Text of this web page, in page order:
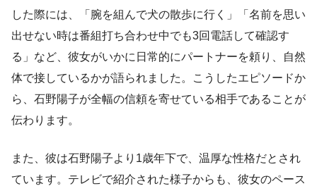
した際には、「腕を組んで犬の散歩に行く」「名前を思い
出せない時は番組打ち合わせ中でも3回電話して確認す
る」など、彼女がいかに日常的にパートナーを頼り、自然
体で接しているかが語られました。こうしたエピソードか
ら、石野陽子が全幅の信頼を寄せている相手であることが
伝わります。
また、彼は石野陽子より1歳年下で、温厚な性格だとされ
ています。テレビで紹介された様子からも、彼女のペース